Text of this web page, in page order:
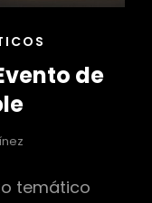
de
temático